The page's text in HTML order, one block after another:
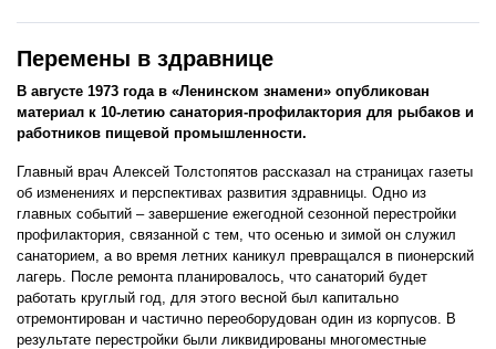
Перемены в здравнице
В августе 1973 года в «Ленинском знамени» опубликован
материал к 10-летию санатория-профилактория для рыбаков и
работников пищевой промышленности.
Главный врач Алексей Толстопятов рассказал на страницах газеты
об изменениях и перспективах развития здравницы. Одно из
главных событий – завершение ежегодной сезонной перестройки
профилактория, связанной с тем, что осенью и зимой он служил
санаторием, а во время летних каникул превращался в пионерский
лагерь. После ремонта планировалось, что санаторий будет
работать круглый год, для этого весной был капитально
отремонтирован и частично переоборудован один из корпусов. В
результате перестройки были ликвидированы многоместные